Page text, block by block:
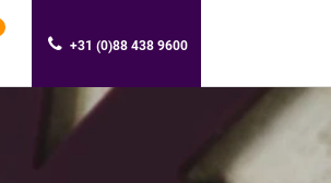
+31 (0)88 438 9600